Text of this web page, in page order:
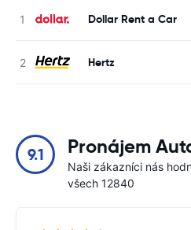
Dollar Rent a Car
Hertz
9.1 Pronájem
Naši zákazníci nás
všech 12840